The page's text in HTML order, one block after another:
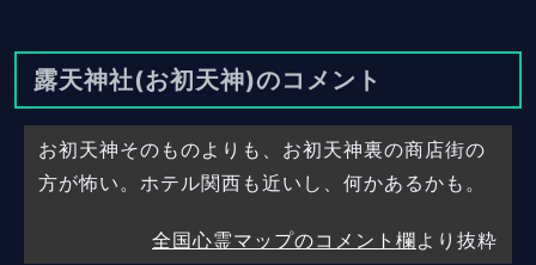
露天神社(お初天神)のコメント
お初天神そのものよりも、お初天神裏の商店街の
方が怖い。ホテル関西も近いし、何かあるかも。
全国心霊マップのコメント欄より抜粋